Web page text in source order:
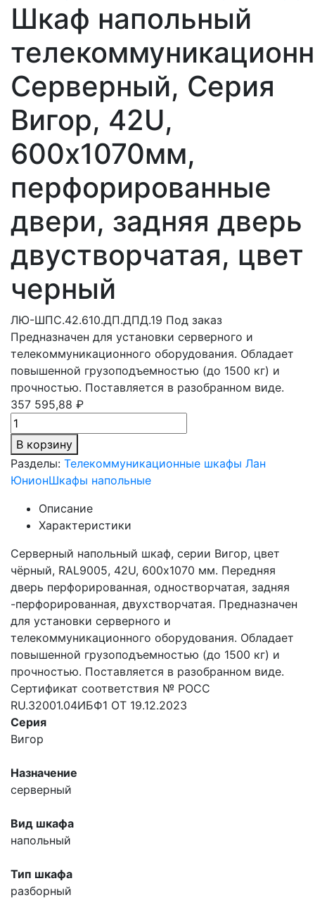
Шкаф напольный
Серверный, Серия
Вигор, 42U,
600х1070мм,
перфорированные
двери, задняя дверь
двустворчатая, цвет
черный
ЛЮ-ШПС.42.610.ДП.ДПД.19 Под заказ
Предназначен для установки серверного и
телекоммуникационного оборудования. Обладает
повышенной грузоподъемностью (до 1500 кг) и
прочностью. Поставляется в разобранном виде.
357 595,88 ₽
В корзину
Разделы: Телекоммуникационные шкафы Лан
ЮнионШкафы напольные
Описание
Характеристики
Серверный напольный шкаф, серии Вигор, цвет
чёрный, RAL9005, 42U, 600х1070 мм. Передняя
дверь перфорированная, одностворчатая, задняя
-перфорированная, двухстворчатая. Предназначен
для установки серверного и
телекоммуникационного оборудования. Обладает
повышенной грузоподъемностью (до 1500 кг) и
прочностью. Поставляется в разобранном виде.
Сертификат соответствия № РОСС
RU.32001.04ИБФ1 ОТ 19.12.2023
Серия
Вигор
Назначение
серверный
Вид шкафа
напольный
Тип шкафа
разборный